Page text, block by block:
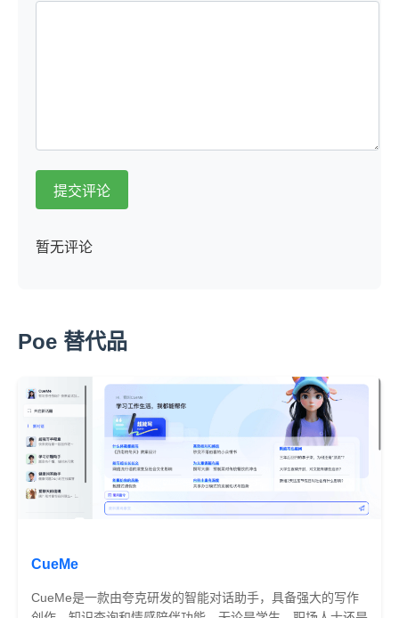
提交评论
暂无评论
Poe 替代品
CueMe
CueMe是一款由夸克研发的智能对话助手，具备强大的写作